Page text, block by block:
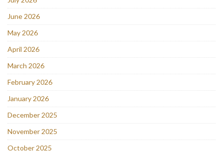
June 2026
May 2026
April 2026
March 2026
February 2026
January 2026
December 2025
November 2025
October 2025